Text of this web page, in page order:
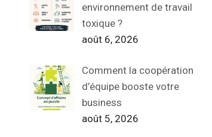
environnement de travail
toxique ?
août 6, 2026
Comment la coopération
d’équipe booste votre
business
août 5, 2026